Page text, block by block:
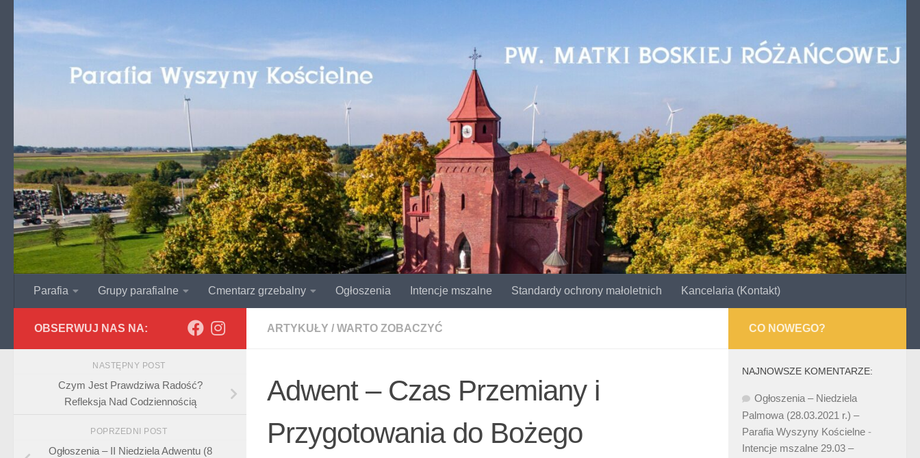
Przejdź do treści
Parafia Grupy parafialne Cmentarz grzebalny Ogłoszenia Intencje mszalne Standardy ochrony małoletnich Kancelaria (Kontakt)
ARTYKUŁY / WARTO ZOBACZYĆ
Adwent – Czas Przemiany i
Przygotowania do Bożego
OBSERWUJ NAS NA:
NASTĘPNY POST
Czym Jest Prawdziwa Radość?
Refleksja Nad Codziennością
POPRZEDNI POST
Ogłoszenia – II Niedziela Adwentu (8
CO NOWEGO?
NAJNOWSZE KOMENTARZE:
Ogłoszenia – Niedziela
Palmowa (28.03.2021 r.) –
Parafia Wyszyny Kościelne -
Intencje mszalne 29.03 –